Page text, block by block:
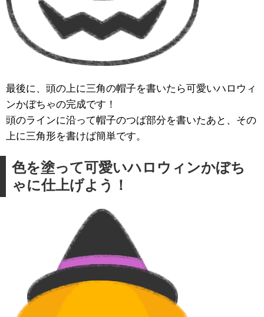
最後に、頭の上に三角の帽子を書いたら可愛いハロウィ
ンかぼちゃの完成です！
頭のラインに沿って帽子のつば部分を書いたあと、その
上に三角形を書けば簡単です。
色を塗って可愛いハロウィンかぼち
ゃに仕上げよう！